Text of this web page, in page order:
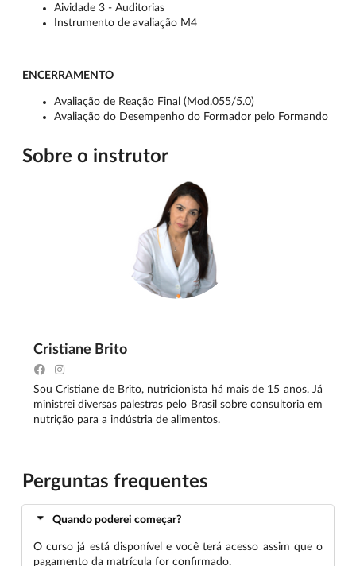
Aividade 3 - Auditorias
Instrumento de avaliação M4
ENCERRAMENTO
Avaliação de Reação Final (Mod.055/5.0)
Avaliação do Desempenho do Formador pelo Formando
Sobre o instrutor
Cristiane Brito
Sou Cristiane de Brito, nutricionista há mais de 15 anos. Já
ministrei diversas palestras pelo Brasil sobre consultoria em
nutrição para a indústria de alimentos.
Perguntas frequentes
Quando poderei começar?
O curso já está disponível e você terá acesso assim que o
pagamento da matrícula for confirmado.